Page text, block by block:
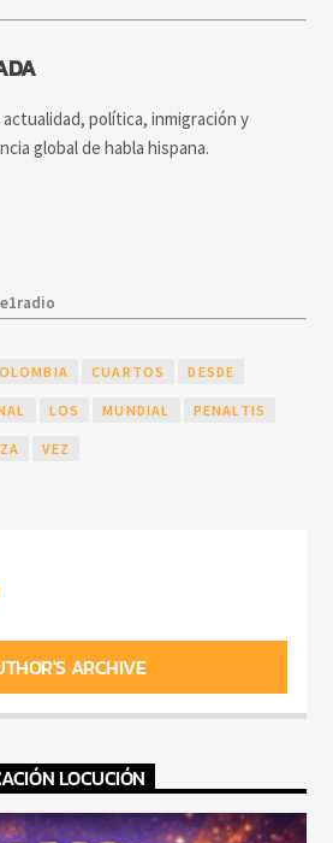
política, inmigración y
global de habla hispana.
CUARTOS DESDE
LOS MUNDIAL PENALTIS
VEZ
ARCHIVE
LOCUCIÓN